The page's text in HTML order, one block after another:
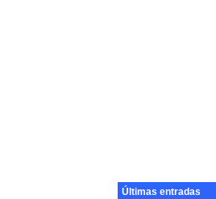
Últimas entradas